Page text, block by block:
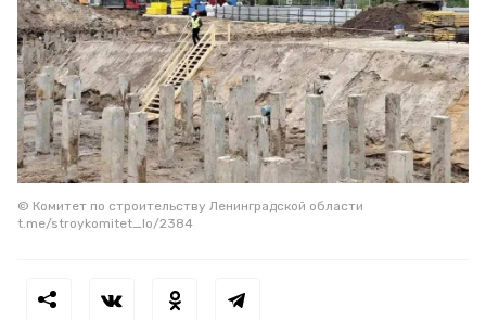
© Комитет по строительству Ленинградской области
t.me/stroykomitet_lo/2384